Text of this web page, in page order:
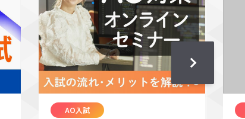
AO入試